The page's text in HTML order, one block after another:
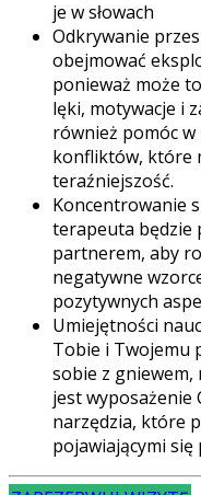
je w słowach
Odkrywanie
obejmować
ponieważ może
lęki, motywacje i
również pomóc
konfliktów, które
teraźniejszość.
Koncentrowanie
terapeuta będzie
partnerem, aby
negatywne
pozytywnych
Umiejętności
Tobie i Twojemu
sobie z gniewem,
jest wyposażenie
narzędzia, które
pojawiającymi się